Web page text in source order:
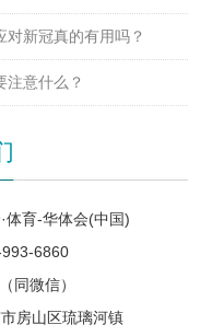
对新冠真的有用吗？
注意什么？
体育-华体会(中国)
6860
同微信）
房山区琉璃河镇